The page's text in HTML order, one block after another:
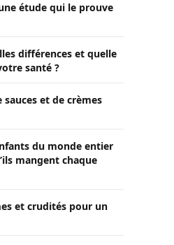
étude qui le prouve
différences et quelle
santé ?
et de crèmes
du monde entier
mangent chaque
et crudités pour un